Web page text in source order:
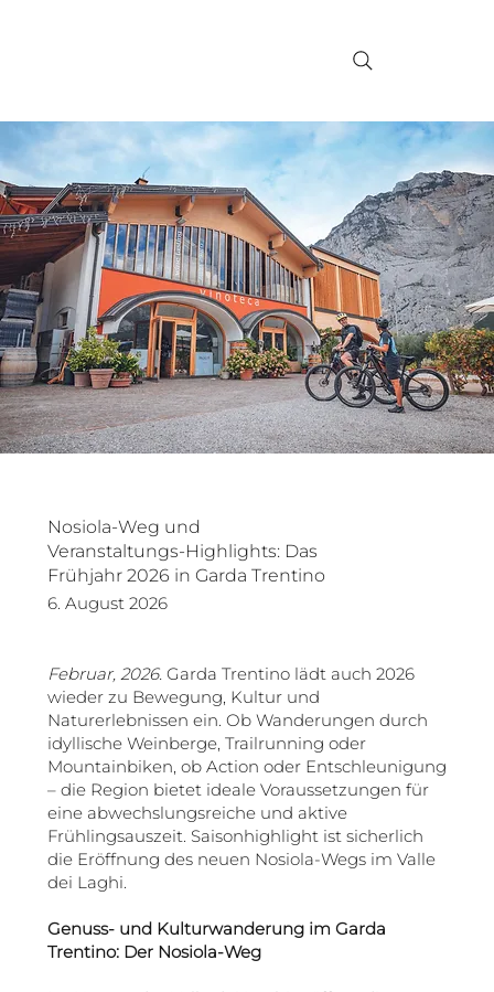
Nosiola-Weg und
Veranstaltungs-Highlights: Das
Frühjahr 2026 in Garda Trentino
6. August 2026
Februar, 2026.Garda Trentino lädt auch 2026
wieder zu Bewegung, Kultur und
Naturerlebnissen ein. Ob Wanderungen durch
idyllische Weinberge, Trailrunning oder
Mountainbiken, ob Action oder Entschleunigung
– die Region bietet ideale Voraussetzungen für
eine abwechslungsreiche und aktive
Frühlingsauszeit. Saisonhighlight ist sicherlich
die Eröffnung des neuen Nosiola-Wegs im Valle
dei Laghi.
Genuss- und Kulturwanderung im Garda
Trentino: Der Nosiola-Weg